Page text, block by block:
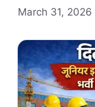
March 31, 2026